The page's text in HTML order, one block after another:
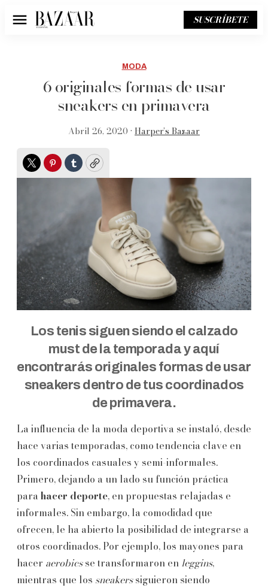
Menú SUSCRÍBETE
MODA
6 originales formas de usar
sneakers en primavera
Abril 26, 2020 • Harper’s Bazaar
TwitterPinterest
TumblrCopy
Los tenis siguen siendo el calzado
must de la temporada y aquí
encontrarás originales formas de usar
sneakers dentro de tus coordinados
de primavera.
La influencia de la moda deportiva se instaló, desde
hace varias temporadas, como tendencia clave en
los coordinados casuales y semi-informales.
Primero, dejando a un lado su función práctica
para hacer deporte, en propuestas relajadas e
informales. Sin embargo, la comodidad que
ofrecen, le ha abierto la posibilidad de integrarse a
otros coordinados. Por ejemplo, los mayones para
hacer aerobicsse transformaron en leggins,
mientras que los sneakerssiguieron siendo